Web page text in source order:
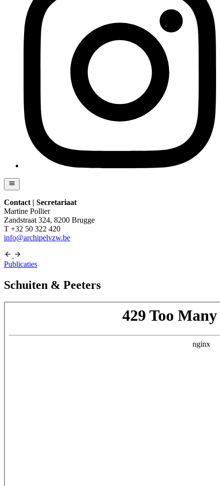
Contact | Secretariaat
Martine Pollier
Zandstraat 324, 8200 Brugge
T +32 50 322 420
info@archipelvzw.be
Publicaties
Schuiten & Peeters